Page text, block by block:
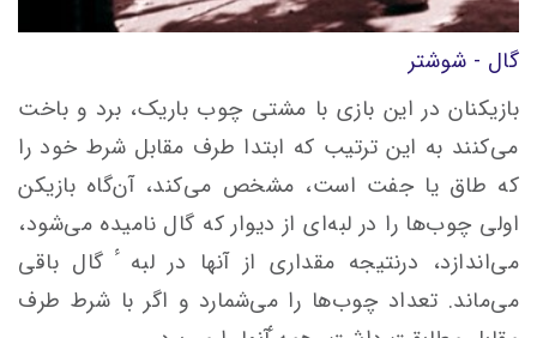
گال - شوشتر
بازیکنان در این بازى با مشتى چوب باریک، برد و باخت
مى‌کنند به این ترتیب که ابتدا طرف مقابل شرط خود را
که طاق یا جفت است، مشخص مى‌کند، آن‌گاه بازیکن
اولى چوب‌ها را در لبه‌اى از دیوار که گال نامیده مى‌شود،
مى‌اندازد، درنتیجه مقدارى از آنها در لبه ٔ گال باقى
مى‌ماند. تعداد چوب‌ها را مى‌شمارد و اگر با شرط طرف